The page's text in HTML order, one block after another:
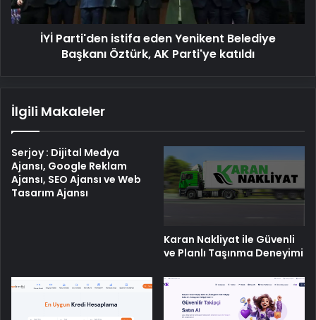
Öztürk,
AK
Parti'yeİYİ Parti'den istifa eden Yenikent Belediye
Başkanı Öztürk, AK Parti'ye katıldı
İlgili Makaleler
Serjoy : Dijital Medya
Ajansı, Google Reklam
Ajansı, SEO Ajansı ve Web
Tasarım Ajansı
Karan Nakliyat ile Güvenli
ve Planlı Taşınma Deneyimi